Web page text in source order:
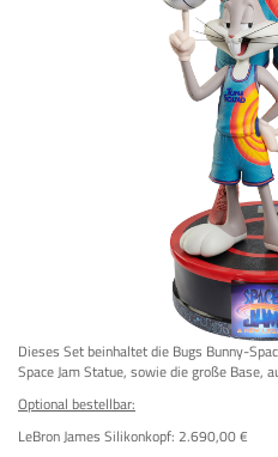
Dieses Set beinhaltet die Bugs Bunny-
Space Jam Statue, sowie die große Base,
Optional bestellbar:
LeBron James Silikonkopf: 2.690,00 €